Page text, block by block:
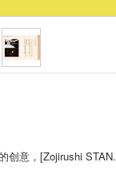
创意，[Zojirushi STAN.